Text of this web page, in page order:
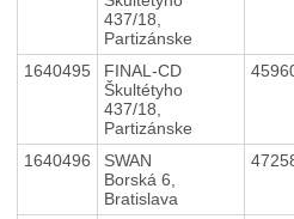
437/18,
Partizánske
1640495
FINAL-CD
Škultétyho
437/18,
Partizánske
1640496
SWAN
Borská 6,
Bratislava